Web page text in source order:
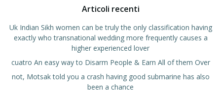
Articoli recenti
Uk Indian Sikh women can be truly the only classification having
exactly who transnational wedding more frequently causes a
higher experienced lover
cuatro An easy way to Disarm People & Earn All of them Over
not, Motsak told you a crash having good submarine has also
been a chance